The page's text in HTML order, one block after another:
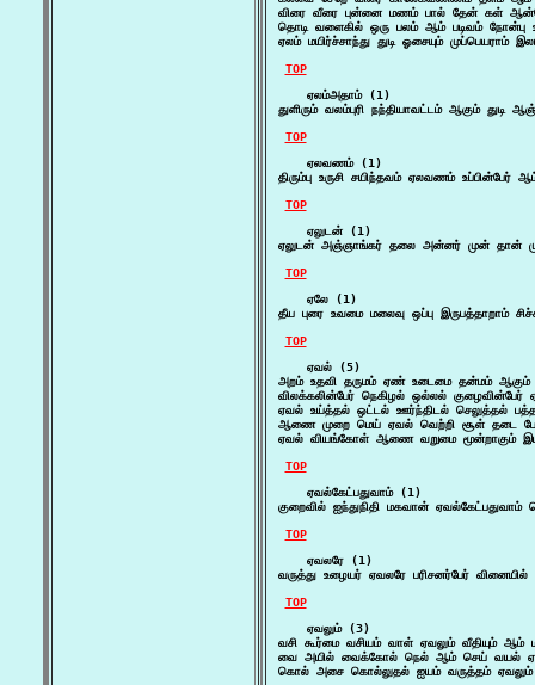
விரை வீரை புன்னை மணம் பால் தேன் கள்
தொடி வளைகில் ஒரு பலம் ஆம் படிவம் நோன்பு
ஏலம் மயிர்ச்சாந்து துடி ஓசையும் முப்பெயராம்
TOP
    ஏலம்அதாம் (1)
துளிரும் வலம்புரி நந்தியாவட்டம் ஆகும்
TOP
    ஏலவணம் (1)
திரும்பு உருசி சயிந்தவம் ஏலவணம் உப்பின்பேர்
TOP
    ஏலுடன் (1)
ஏலுடன் அஞ்ஞாங்கர் தலை அன்னர் முன் தான்
TOP
    ஏலே (1)
தீய புரை உவமை மலைவு ஒப்பு இருபத்தாறாம்
TOP
    ஏவல் (5)
அறம் உதவி தருமம் ஏண் உடைமை தன்மம்
விலக்கலின்பேர் நெகிழல் ஒல்லல்
ஏவல் உய்த்தல் ஒட்டல் ஊர்ந்திடல் செலுத்தல்
ஆணை முறை மெய் ஏவல் வெற்றி சூள் தடை
ஏவல் வியங்கோள் ஆணை வறுமை மூன்றாகும்
TOP
    ஏவல்கேட்பதுவாம் (1)
குறைவில் ஐந்துநிதி மகவான்
TOP
    ஏவலரே (1)
வருத்து உழையர் ஏவலரே பரிசனர்பேர்
TOP
    ஏவலும் (3)
வசி கூர்மை வசியம் வாள் ஏவலும் வீதியும் ஆம்
வை அயில் வைக்கோல் நெல் ஆம் செய் வயல்
கொல் அசை கொல்லுதல் ஐயம் வருத்தம் ஏவலும்